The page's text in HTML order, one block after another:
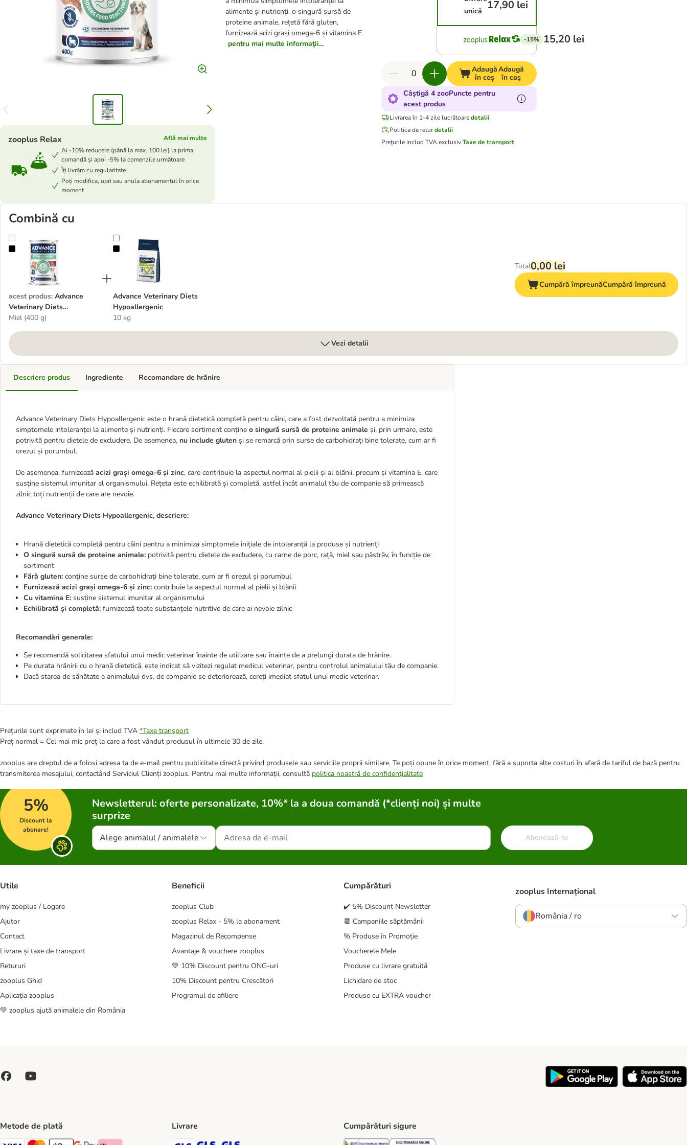
alimente și nutrienți, o singură sursă de
proteine animale, rețetă fără gluten,
furnizează acizi grași omega-6 și vitamina E
pentru mai multe informaţii...
zooplus Relax
Află mai multe
Ai -10% reducere (până la max. 100 lei) la prima
comandă și apoi -5% la comenzile următoare
Îți livrăm cu regularitate
Poți modifica, opri sau anula abonamentul în orice
moment
unică
17,90 lei
-15% 15,20 lei
Adaugă
în coș
Adaugă
în coș
Câștigă 4 zooPuncte pentru
acest produs
Livrarea în 1-4 zile lucrătoaredetalii
Politica de returdetalii
Preţurile includ TVA.exclusivTaxe de transport
Combină cu
Advance Veterinary Diets Hypoallergenic
acest produs: Advance
Veterinary Diets
Hypoallergenic
Miel (400 g)
Advance Veterinary Diets Hypoallergenic
Advance Veterinary Diets
Hypoallergenic
10 kg
Total0,00 lei
Cumpără împreunăCumpără împreună
Vezi detalii
Descriere produs
Advance Veterinary Diets Hypoallergenic este o hrană dietetică completă pentru câini, care a fost dezvoltată pentru a minimiza
simptomele intoleranței la alimente și nutrienți. Fiecare sortiment conține o singură sursă de proteine animale și, prin urmare, este
potrivită pentru dietele de excludere. De asemenea, nu include gluten și se remarcă prin surse de carbohidrați bine tolerate, cum ar fi
orezul și porumbul.
De asemenea, furnizează acizi grași omega-6 și zinc, care contribuie la aspectul normal al pielii și al blănii, precum și vitamina E, care
susține sistemul imunitar al organismului. Rețeta este echilibrată și completă, astfel încât animalul tău de companie să primească
zilnic toți nutrienții de care are nevoie.
Advance Veterinary Diets Hypoallergenic, descriere:
Hrană dietetică completă pentru câini pentru a minimiza simptomele inițiale de intoleranță la produse și nutrienți
O singură sursă de proteine animale: potrivită pentru dietele de excludere, cu carne de porc, rață, miel sau păstrăv, în funcție de
sortiment
Fără gluten: conține surse de carbohidrați bine tolerate, cum ar fi orezul și porumbul
Furnizează acizi grași omega-6 și zinc: contribuie la aspectul normal al pielii și blănii
Cu vitamina E: susține sistemul imunitar al organismului
Echilibrată și completă: furnizează toate substanțele nutritive de care ai nevoie zilnic
Recomandări generale:
Se recomandă solicitarea sfatului unui medic veterinar înainte de utilizare sau înainte de a prelungi durata de hrănire.
Pe durata hrănirii cu o hrană dietetică, este indicat să vizitezi regulat medicul veterinar, pentru controlul animalului tău de companie.
Dacă starea de sănătate a animalului dvs. de companie se deteriorează, cereți imediat sfatul unui medic veterinar.
Ingrediente Recomandare de hrănire
Prețurile sunt exprimate în lei și includ TVA *Taxe transport
Preț normal = Cel mai mic preț la care a fost vândut produsul în ultimele 30 de zile.
zooplus are dreptul de a folosi adresa ta de e-mail pentru publicitate directă privind produsele sau serviciile proprii similare. Te poți opune în orice moment, fără a suporta alte costuri în afară de tariful de bază pentru
transmiterea mesajului, contactând Serviciul Clienți zooplus. Pentru mai multe informații, consultă politica noastră de confidențialitate
5%
Discount la
abonare!
Newsletterul: oferte personalizate, 10%* la a doua comandă (*clienți noi) și multe
surprize
Alege animalul / animalele Abonează-te
Utile
my zooplus / Logare
Ajutor
Contact
Livrare și taxe de transport
Retururi
zooplus Ghid
Aplicația zooplus
💚 zooplus ajută animalele din România
Beneficii
zooplus Club
zooplus Relax - 5% la abonament
Magazinul de Recompense
Avantaje & vouchere zooplus
💚 10% Discount pentru ONG-uri
10% Discount pentru Crescători
Programul de afiliere
Cumpărături
✔️ 5% Discount Newsletter
📆 Campaniile săptămânii
% Produse în Promoție
Voucherele Mele
Produse cu livrare gratuită
Lichidare de stoc
Produse cu EXTRA voucher
zooplus Internațional
România / ro
Metode de plată Livrare Cumpărături sigure